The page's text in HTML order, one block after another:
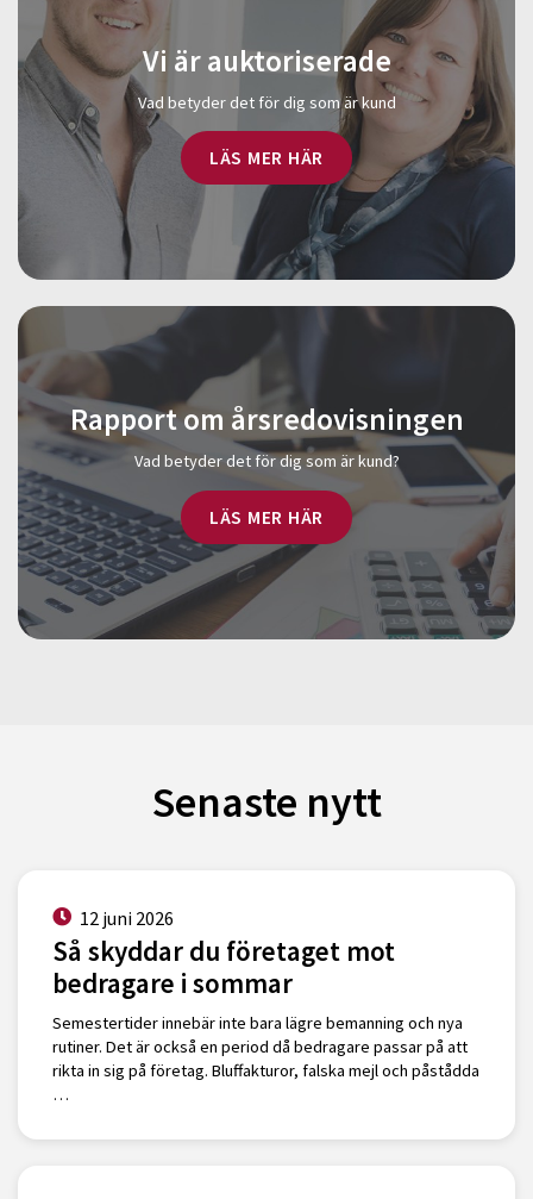
Vi är auktoriserade
Vad betyder det för dig som är kund
LÄS MER HÄR
Rapport om årsredovisningen
Vad betyder det för dig som är kund?
LÄS MER HÄR
Senaste nytt
12 juni 2026
Så skyddar du företaget mot
bedragare i sommar
Semestertider innebär inte bara lägre bemanning och nya
rutiner. Det är också en period då bedragare passar på att
rikta in sig på företag. Bluffakturor, falska mejl och påstådda
…